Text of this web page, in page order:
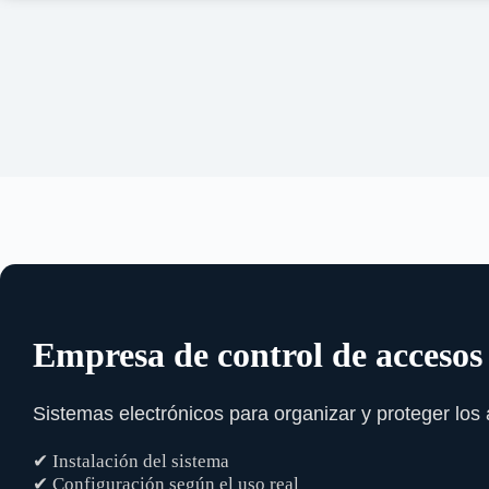
Empresa de control de
Sistemas electrónicos para organizar y proteger los
✔ Instalación del sistema
✔ Configuración según el uso real